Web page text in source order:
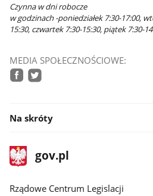
Czynna w dni robocze
w godzinach -poniedziałek 7:30-17:00,
15:30, czwartek 7:30-15:30, piątek 7:30-
MEDIA SPOŁECZNOŚCIOWE:
Na skróty
stopka
gov.plStrona
gov.pl
Rządowe Centrum Legislacji